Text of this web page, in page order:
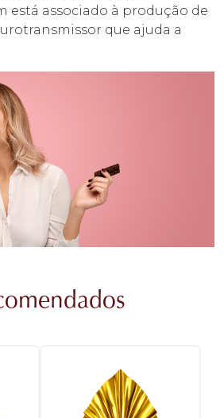
está associado à produção de
que ajuda a